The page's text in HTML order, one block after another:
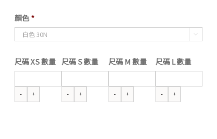
顏色 *

尺碼 XS 數量 尺碼 S 數量 尺碼 M 數量 尺碼 L 數量